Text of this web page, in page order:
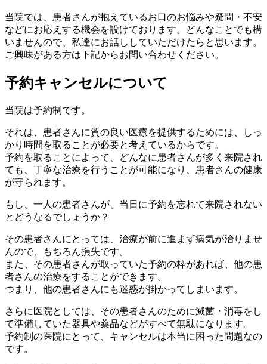
当院では、患者さんが抱えているお口のお悩みや疑問・不安
などにお応えする機会を設けております。どんなことでも構
いませんので、私達にお話ししていただけたらと思います。
ご興味がある方は下記からお問い合わせください。
予約キャンセルについて
当院は予約制です。
それは、患者さんに質の良い医療を提供するためには、しっ
かり時間を取ることが必要と考えているからです。
予約を取ることによって、どんなに患者さんが多く来院され
ても、丁寧な治療を行うことが可能になり、患者さんの健康
が守られます。
もし、一人の患者さんが、当日に予約を忘れて来院されない
とどうなるでしょうか？
その患者さんにとっては、治療が前に進まず病気が治りませ
んので、もちろん損失です。
また、その患者さんが取っていた予約の枠があれば、他の患
者さんの治療をすることができます。
つまり、他の患者さんにも迷惑が掛かってしまいます。
さらに医院としては、その患者さんのために滅菌・消毒をし
て準備していた器具や薬品などがすべて無駄になります。
予約制の医院にとって、キャンセルは本当に困った問題なの
です。